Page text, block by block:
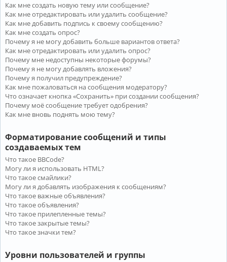
Как мне создать новую тему или сообщение?
Как мне отредактировать или удалить сообщение?
Как мне добавить подпись к своему сообщению?
Как мне создать опрос?
Почему я не могу добавить больше вариантов ответа?
Как мне отредактировать или удалить опрос?
Почему мне недоступны некоторые форумы?
Почему я не могу добавлять вложения?
Почему я получил предупреждение?
Как мне пожаловаться на сообщения модератору?
Что означает кнопка «Сохранить» при создании сообщения?
Почему моё сообщение требует одобрения?
Как мне вновь поднять мою тему?
Форматирование сообщений и типы
создаваемых тем
Что такое BBCode?
Могу ли я использовать HTML?
Что такое смайлики?
Могу ли я добавлять изображения к сообщениям?
Что такое важные объявления?
Что такое объявления?
Что такое прилепленные темы?
Что такое закрытые темы?
Что такое значки тем?
Уровни пользователей и группы